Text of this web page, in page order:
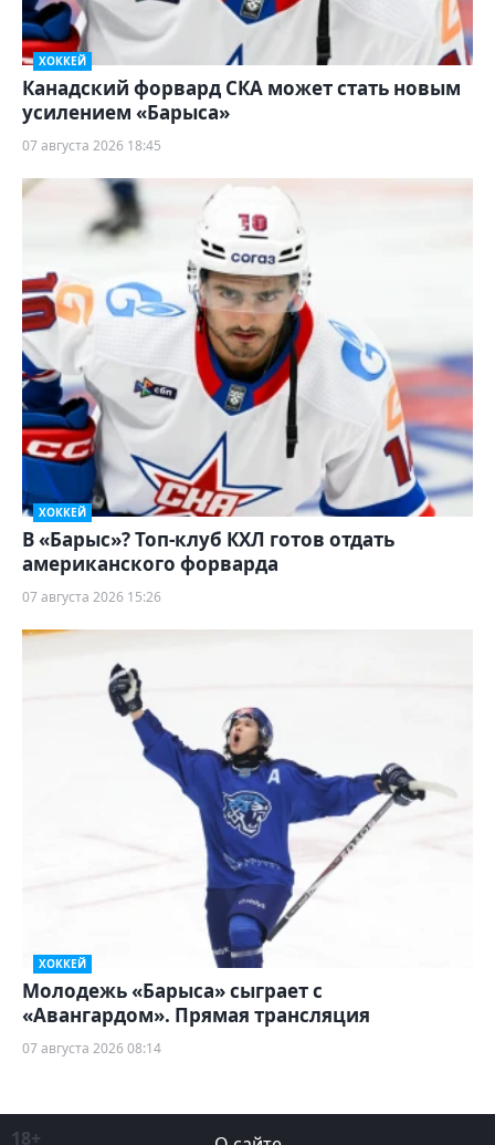
ХОККЕЙ
Канадский форвард СКА может стать новым
усилением «Барыса»
07 августа 2026 18:45
ХОККЕЙ
В «Барыс»? Топ-клуб КХЛ готов отдать
американского форварда
07 августа 2026 15:26
ХОККЕЙ
Молодежь «Барыса» сыграет с
«Авангардом». Прямая трансляция
07 августа 2026 08:14
18+